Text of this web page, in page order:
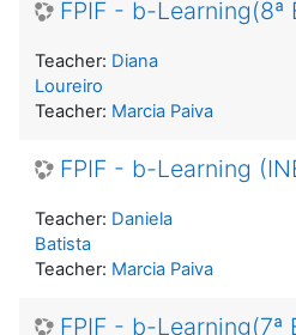
FPIF - b-Learning(8ª
Teacher: Diana
Loureiro
Teacher: Marcia Paiva
FPIF - b-Learning
Teacher: Daniela
Batista
Teacher: Marcia Paiva
FPIF - b-Learning(7ª